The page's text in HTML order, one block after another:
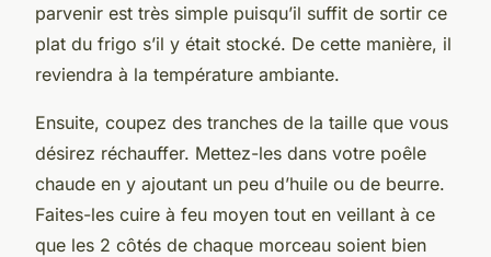
parvenir est très simple puisqu’il suffit de sortir ce
plat du frigo s’il y était stocké. De cette manière, il
reviendra à la température ambiante.
Ensuite, coupez des tranches de la taille que vous
désirez réchauffer. Mettez-les dans votre poêle
chaude en y ajoutant un peu d’huile ou de beurre.
Faites-les cuire à feu moyen tout en veillant à ce
que les 2 côtés de chaque morceau soient bien